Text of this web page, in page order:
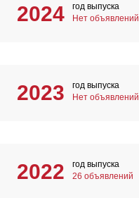
2024
год выпуска
Нет объявлений
2023
год выпуска
Нет объявлений
2022
год выпуска
26 объявлений